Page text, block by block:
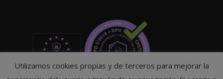
Utilizamos cookies propias y de terceros para mejorar la